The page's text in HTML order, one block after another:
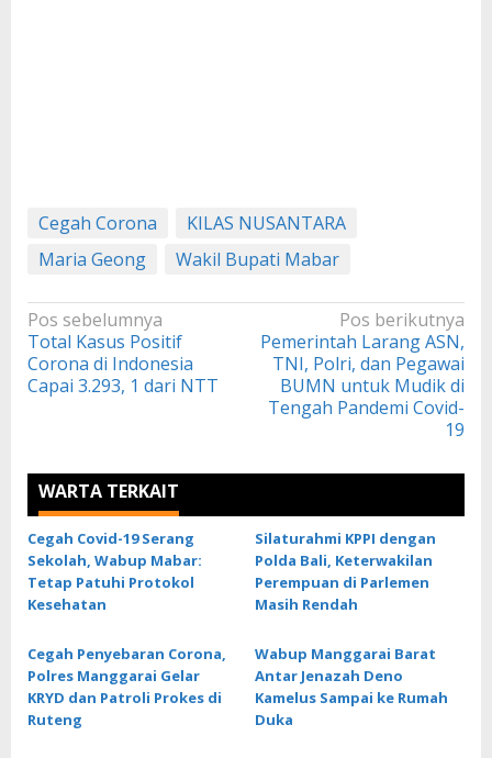
Cegah Corona
KILAS NUSANTARA
Maria Geong
Wakil Bupati Mabar
Navigasi
pos
Pos sebelumnya
Total Kasus Positif
Corona di Indonesia
Capai 3.293, 1 dari NTT
Pos berikutnya
Pemerintah Larang ASN,
TNI, Polri, dan Pegawai
BUMN untuk Mudik di
Tengah Pandemi Covid-
19
WARTA TERKAIT
Cegah Covid-19 Serang
Sekolah, Wabup Mabar:
Tetap Patuhi Protokol
Kesehatan
Silaturahmi KPPI dengan
Polda Bali, Keterwakilan
Perempuan di Parlemen
Masih Rendah
Cegah Penyebaran Corona,
Polres Manggarai Gelar
KRYD dan Patroli Prokes di
Ruteng
Wabup Manggarai Barat
Antar Jenazah Deno
Kamelus Sampai ke Rumah
Duka